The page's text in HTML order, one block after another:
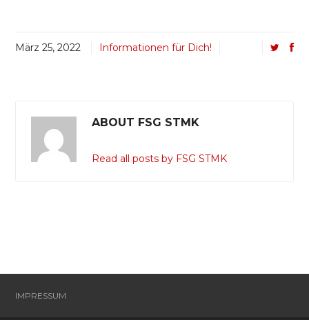
März 25, 2022 Informationen für Dich!
ABOUT FSG STMK
Read all posts by FSG STMK
IMPRESSUM